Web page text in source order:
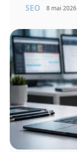
SEO 8 mai 2026